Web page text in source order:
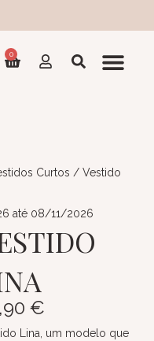
0
Curtos / Vestido
até 08/11/2026
€
Lina, um modelo que